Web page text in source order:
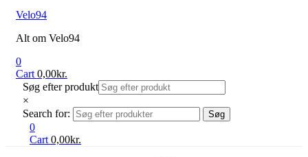
Velo94
Alt om Velo94
0
Cart 0,00kr.
Søg efter produkt
×
Search for:
Søg
0
Cart 0,00kr.